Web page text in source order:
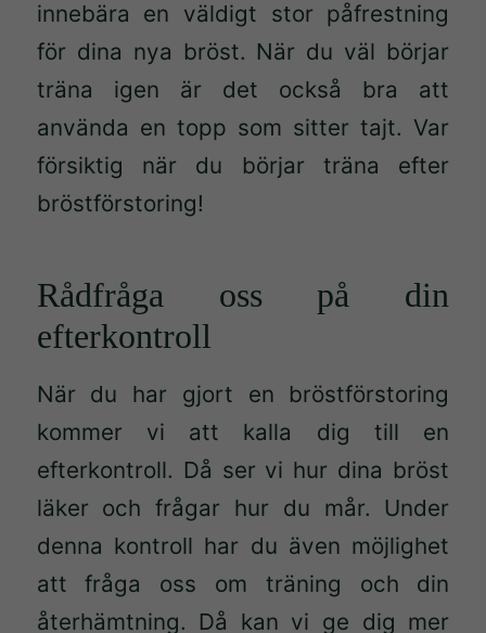
innebära en väldigt stor påfrestning
för dina nya bröst. När du väl börjar
träna igen är det också bra att
använda en topp som sitter tajt. Var
försiktig när du börjar träna efter
bröstförstoring!
Rådfråga oss på din
efterkontroll
När du har gjort en bröstförstoring
kommer vi att kalla dig till en
efterkontroll. Då ser vi hur dina bröst
läker och frågar hur du mår. Under
denna kontroll har du även möjlighet
att fråga oss om träning och din
återhämtning. Då kan vi ge dig mer